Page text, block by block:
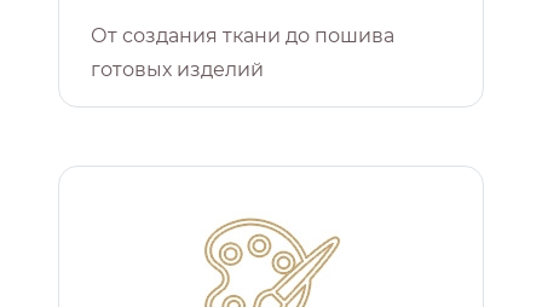
От создания ткани до пошива
готовых изделий